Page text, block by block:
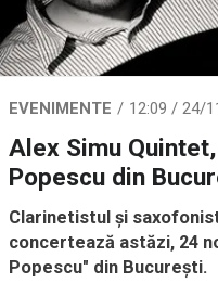
EVENIMENTE 12:09 / 24/
Alex Simu
Popescu din
Clarinetistul şi
concertează astăzi, 24
Popescu" din Bucureşti.